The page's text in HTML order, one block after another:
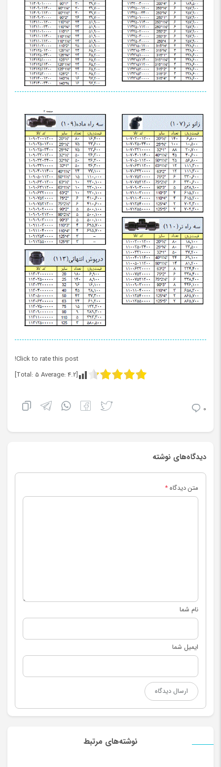
نوشته‌های مرتبط
Click to rate this post!
[Total:
5Average:4.2
]
0
دیدگاه‌های نوشته
متن دیدگاه*
نام شما
ایمیل شما